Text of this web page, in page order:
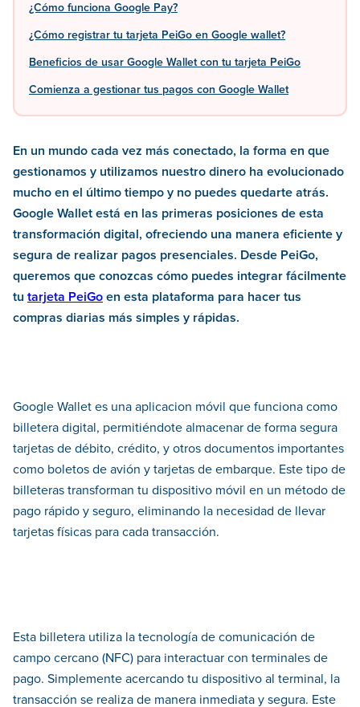
¿Cómo funciona Google Pay?
¿Cómo registrar tu tarjeta PeiGo en Google wallet?
Beneficios de usar Google Wallet con tu tarjeta PeiGo
Comienza a gestionar tus pagos con Google Wallet
En un mundo cada vez más conectado, la forma en que
gestionamos y utilizamos nuestro dinero ha evolucionado
mucho en el último tiempo y no puedes quedarte atrás.
Google Wallet está en las primeras posiciones de esta
transformación digital, ofreciendo una manera eficiente y
segura de realizar pagos presenciales. Desde PeiGo,
queremos que conozcas cómo puedes integrar fácilmente
tu tarjeta PeiGo en esta plataforma para hacer tus
compras diarias más simples y rápidas.
Google Wallet es una aplicacion móvil que funciona como
billetera digital, permitiéndote almacenar de forma segura
tarjetas de débito, crédito, y otros documentos importantes
como boletos de avión y tarjetas de embarque. Este tipo de
billeteras transforman tu dispositivo móvil en un método de
pago rápido y seguro, eliminando la necesidad de llevar
tarjetas físicas para cada transacción.
Esta billetera utiliza la tecnología de comunicación de
campo cercano (NFC) para interactuar con terminales de
pago. Simplemente acercando tu dispositivo al terminal, la
transacción se realiza de manera inmediata y segura. Este